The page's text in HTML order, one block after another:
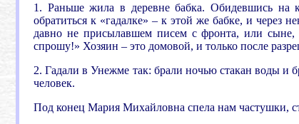
1. Раньше жила в деревне бабка. Обидевшись на
обратиться к «гадалке» – к этой же бабке, и через
давно не присылавшем писем с фронта, или сыне,
спрошу!» Хозяин – это домовой, и только после
2. Гадали в Унежме так: брали ночью стакан воды и
человек.
Под конец Мария Михайловна спела нам частушки,